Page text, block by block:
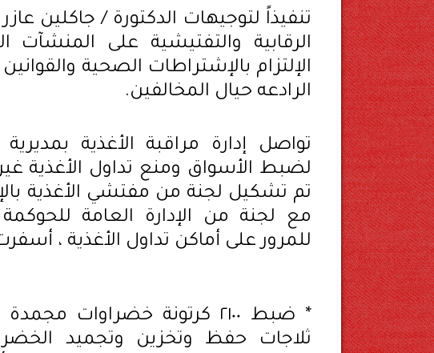
تنفيذاً لتوجيهات الدكتورة / جاكلين
الرقابية والتفتيشية على المنشآت
الإلتزام بالإشتراطات الصحية
الرادعه حيال المخالفين.
تواصل إدارة مراقبة الأغذية
لضبط الأسواق ومنع تداول الأغذية
تم تشكيل لجنة من مفتشي الأغذية
مع لجنة من الإدارة العامة
للمرور على أماكن تداول الأغذية ،
ثلاجات حفظ وتخزين وتجميد